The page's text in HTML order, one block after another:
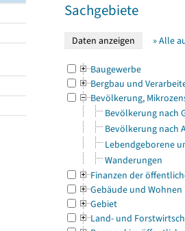
Sachgebiete
» Alle
Baugewerbe
Bergbau und
Bevölkerung,
Bevölkerung nach
Bevölkerung nach
Lebendgeborene
Wanderungen
Finanzen der
Gebäude und Wohnen
Gebiet
Land- und